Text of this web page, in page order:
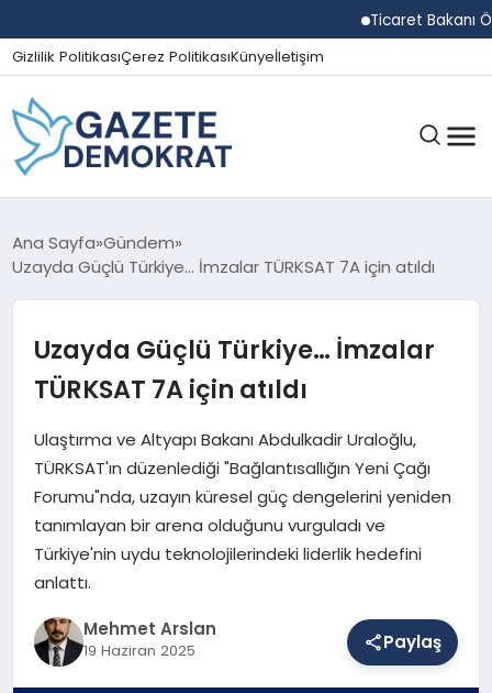
Ticaret Bakanı
Gizlilik PolitikasıÇerez PolitikasıKünyeİletişim
GÜNDEM
SPOR
SAĞLIK
EĞITIM
Ana Sayfa Gündem
Uzayda Güçlü Türkiye… İmzalar TÜRKSAT 7A için atıldı
Uzayda Güçlü Türkiye… İmzalar
TÜRKSAT 7A için atıldı
Ulaştırma ve Altyapı Bakanı Abdulkadir Uraloğlu,
TÜRKSAT'ın düzenlediği "Bağlantısallığın Yeni Çağı
Forumu"nda, uzayın küresel güç dengelerini yeniden
tanımlayan bir arena olduğunu vurguladı ve
Türkiye'nin uydu teknolojilerindeki liderlik hedefini
anlattı.
Mehmet Arslan
19 Haziran 2025 Paylaş